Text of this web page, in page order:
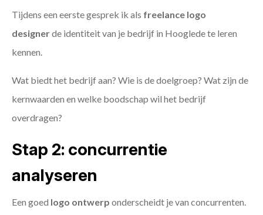
Tijdens een eerste gesprek ik als freelance logo
designerde identiteit van je bedrijf in Hooglede te leren
kennen.
Wat biedt het bedrijf aan? Wie is de doelgroep? Wat zijn de
kernwaarden en welke boodschap wil het bedrijf
overdragen?
Stap 2: concurrentie
analyseren
Een goed logo ontwerp onderscheidt je van concurrenten.